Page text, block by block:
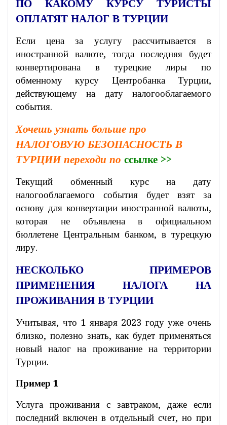
ПО КАКОМУ КУРСУ ТУРИСТЫ
ОПЛАТЯТ НАЛОГ В ТУРЦИИ
Если цена за услугу рассчитывается в
иностранной валюте, тогда последняя будет
конвертирована в турецкие лиры по
обменному курсу Центробанка Турции,
действующему на дату налогооблагаемого
события.
Хочешь узнать больше про
НАЛОГОВУЮ БЕЗОПАСНОСТЬ В
ТУРЦИИ переходи по ссылке >>
Текущий обменный курс на дату
налогооблагаемого события будет взят за
основу для конвертации иностранной валюты,
которая не объявлена ​​в официальном
бюллетене Центральным банком, в турецкую
лиру.
НЕСКОЛЬКО ПРИМЕРОВ
ПРИМЕНЕНИЯ НАЛОГА НА
ПРОЖИВАНИЯ В ТУРЦИИ
Учитывая, что 1 января 2023 году уже очень
близко, полезно знать, как будет применяться
новый налог на проживание на территории
Турции.
Пример 1
Услуга проживания с завтраком, даже если
последний включен в отдельный счет, но при